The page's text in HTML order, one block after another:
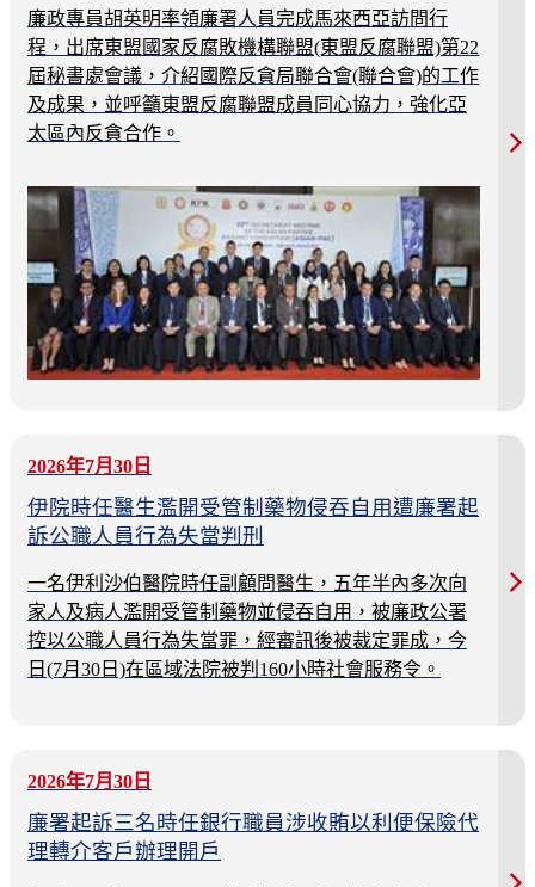
廉政專員胡英明率領廉署人員完成馬來西亞訪問行
程，出席東盟國家反腐敗機構聯盟(東盟反腐聯盟)第22
屆秘書處會議，介紹國際反貪局聯合會(聯合會)的工作
及成果，並呼籲東盟反腐聯盟成員同心協力，強化亞
太區內反貪合作。
2026年7月30日
伊院時任醫生濫開受管制藥物侵吞自用遭廉署起
訴公職人員行為失當判刑
一名伊利沙伯醫院時任副顧問醫生，五年半內多次向
家人及病人濫開受管制藥物並侵吞自用，被廉政公署
控以公職人員行為失當罪，經審訊後被裁定罪成，今
日(7月30日)在區域法院被判160小時社會服務令。
2026年7月30日
廉署起訴三名時任銀行職員涉收賄以利便保險代
理轉介客戶辦理開戶